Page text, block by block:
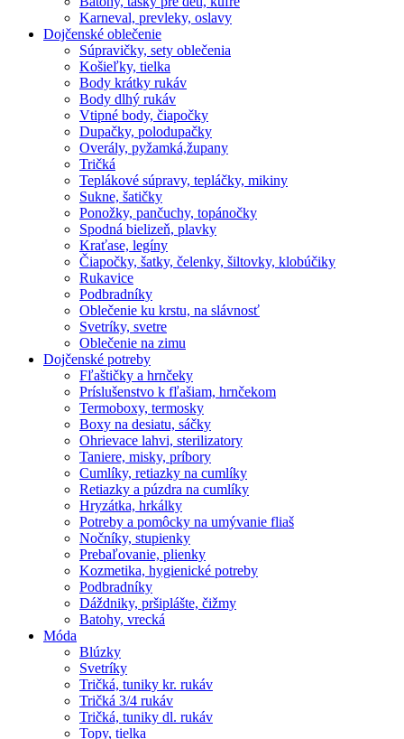
Karneval, prevleky, oslavy
Dojčenské oblečenie
Súpravičky, sety oblečenia
Košieľky, tielka
Body krátky rukáv
Body dlhý rukáv
Vtipné body, čiapočky
Dupačky, polodupačky
Overály, pyžamká,župany
Tričká
Teplákové súpravy, tepláčky, mikiny
Sukne, šatičky
Ponožky, pančuchy, topánočky
Spodná bielizeň, plavky
Kraťase, legíny
Čiapočky, šatky, čelenky, šiltovky, klobúčiky
Rukavice
Podbradníky
Oblečenie ku krstu, na slávnosť
Svetríky, svetre
Oblečenie na zimu
Dojčenské potreby
Fľaštičky a hrnčeky
Príslušenstvo k fľašiam, hrnčekom
Termoboxy, termosky
Boxy na desiatu, sáčky
Ohrievace lahvi, sterilizatory
Taniere, misky, príbory
Cumlíky, retiazky na cumlíky
Retiazky a púzdra na cumlíky
Hryzátka, hrkálky
Potreby a pomôcky na umývanie fliaš
Nočníky, stupienky
Prebaľovanie, plienky
Kozmetika, hygienické potreby
Podbradníky
Dáždniky, pršiplášte, čižmy
Batohy, vrecká
Móda
Blúzky
Svetríky
Tričká, tuniky kr. rukáv
Tričká 3/4 rukáv
Tričká, tuniky dl. rukáv
Topy, tielka